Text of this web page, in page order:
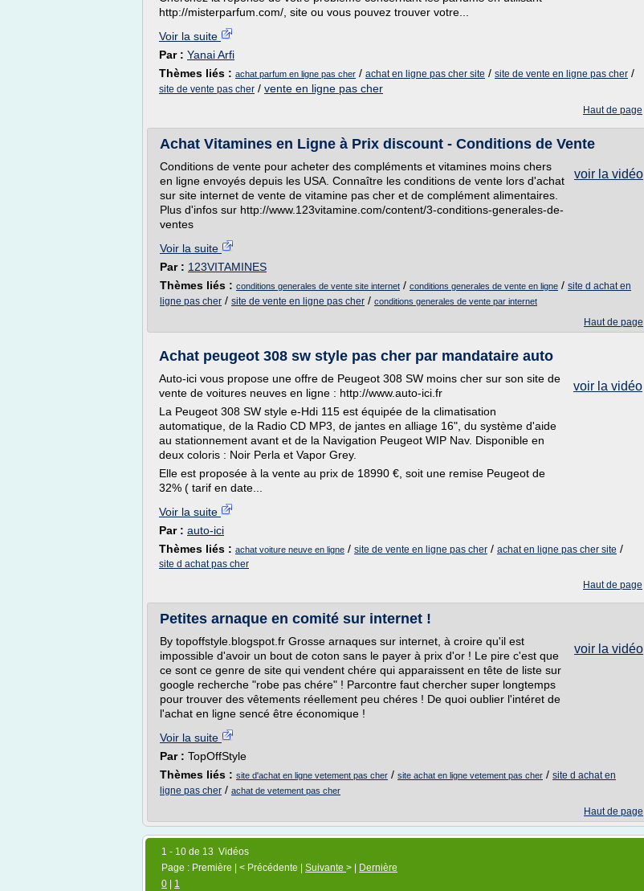
http://misterparfum.com/, site ou vous pouvez trouver votre...
Voir la suite
Par : Yanai Arfi
Thèmes liés : achat parfum en ligne pas cher / achat en ligne pas cher site / site de vente en ligne pas cher /
site de vente pas cher / vente en ligne pas cher
Haut de page
Achat Vitamines en Ligne à Prix discount - Conditions de Vente
voir la vidéo
Conditions de vente pour acheter des compléments et vitamines moins chers
en ligne envoyés depuis les USA. Connaître les conditions de vente lors d'achat
sur site internet de vente de vitamine pas cher et de complément alimentaires.
Plus d'infos sur http://www.123vitamine.com/content/3-conditions-generales-de-
ventes
Voir la suite
Par : 123VITAMINES
Thèmes liés : conditions generales de vente site internet / conditions generales de vente en ligne / site d achat en
ligne pas cher / site de vente en ligne pas cher / conditions generales de vente par internet
Haut de page
Achat peugeot 308 sw style pas cher par mandataire auto
voir la vidéo
Auto-ici vous propose une offre de Peugeot 308 SW moins cher sur son site de
vente de voitures neuves en ligne : http://www.auto-ici.fr
La Peugeot 308 SW style e-Hdi 115 est équipée de la climatisation
automatique, de la Radio CD MP3, de jantes en alliage 16", du système d'aide
au stationnement avant et de la Navigation Peugeot WIP Nav. Disponible en
deux coloris : Noir Perla et Vapor Grey.
Elle est proposée à la vente au prix de 18990 €, soit une remise Peugeot de
32% ( tarif en date...
Voir la suite
Par : auto-ici
Thèmes liés : achat voiture neuve en ligne / site de vente en ligne pas cher / achat en ligne pas cher site /
site d achat pas cher
Haut de page
Petites arnaque en comité sur internet !
voir la vidéo
By topoffstyle.blogspot.fr Grosse arnaques sur internet, à croire qu'il est
impossible d'avoir un bout de coton sans le payer à prix d'or ! Le pire c'est que
ce sont ce genre de site qui vendent chére qui apparaissent en tête de liste sur
google recherche "robe pas chére" ! Parcontre faut chercher super longtemps
pour trouver des vêtements réellement peu chéres ! De quoi oublier l'intéret de
l'achat en ligne sencé être économique !
Voir la suite
Par : TopOffStyle
Thèmes liés : site d'achat en ligne vetement pas cher / site achat en ligne vetement pas cher / site d achat en
ligne pas cher / achat de vetement pas cher
Haut de page
1 - 10 de 13 Vidéos
Page : Première | < Précédente | Suivante > |
Dernière
0
1